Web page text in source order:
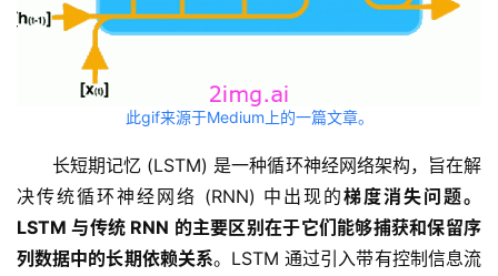
课
此gif来源于Medium上的一篇文章。
长短期记忆 (LSTM) 是一种循环神经网络架构，旨在解
决传统循环神经网络 (RNN) 中出现的梯度消失问题。
LSTM 与传统 RNN 的主要区别在于它们能够捕获和保留序
列数据中的长期依赖关系。LSTM 通过引入带有控制信息流